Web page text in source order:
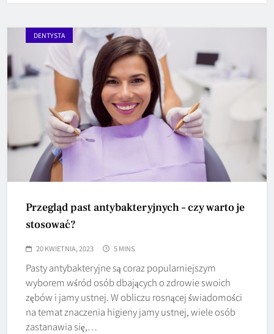
DENTYSTA
Przegląd past antybakteryjnych – czy warto je
stosować?
20 KWIETNIA, 2023 5 MINS
Pasty antybakteryjne są coraz popularniejszym
wyborem wśród osób dbających o zdrowie swoich
zębów i jamy ustnej. W obliczu rosnącej świadomości
na temat znaczenia higieny jamy ustnej, wiele osób
zastanawia się,…